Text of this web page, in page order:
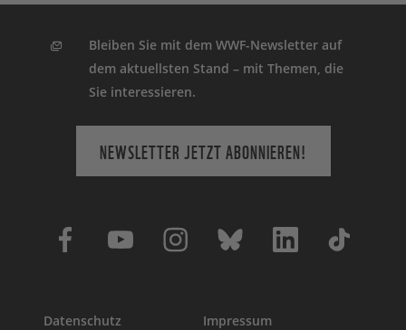
Bleiben Sie mit dem WWF-Newsletter auf
dem aktuellsten Stand – mit Themen, die
Sie interessieren.
NEWSLETTER JETZT ABONNIEREN!
Datenschutz Impressum